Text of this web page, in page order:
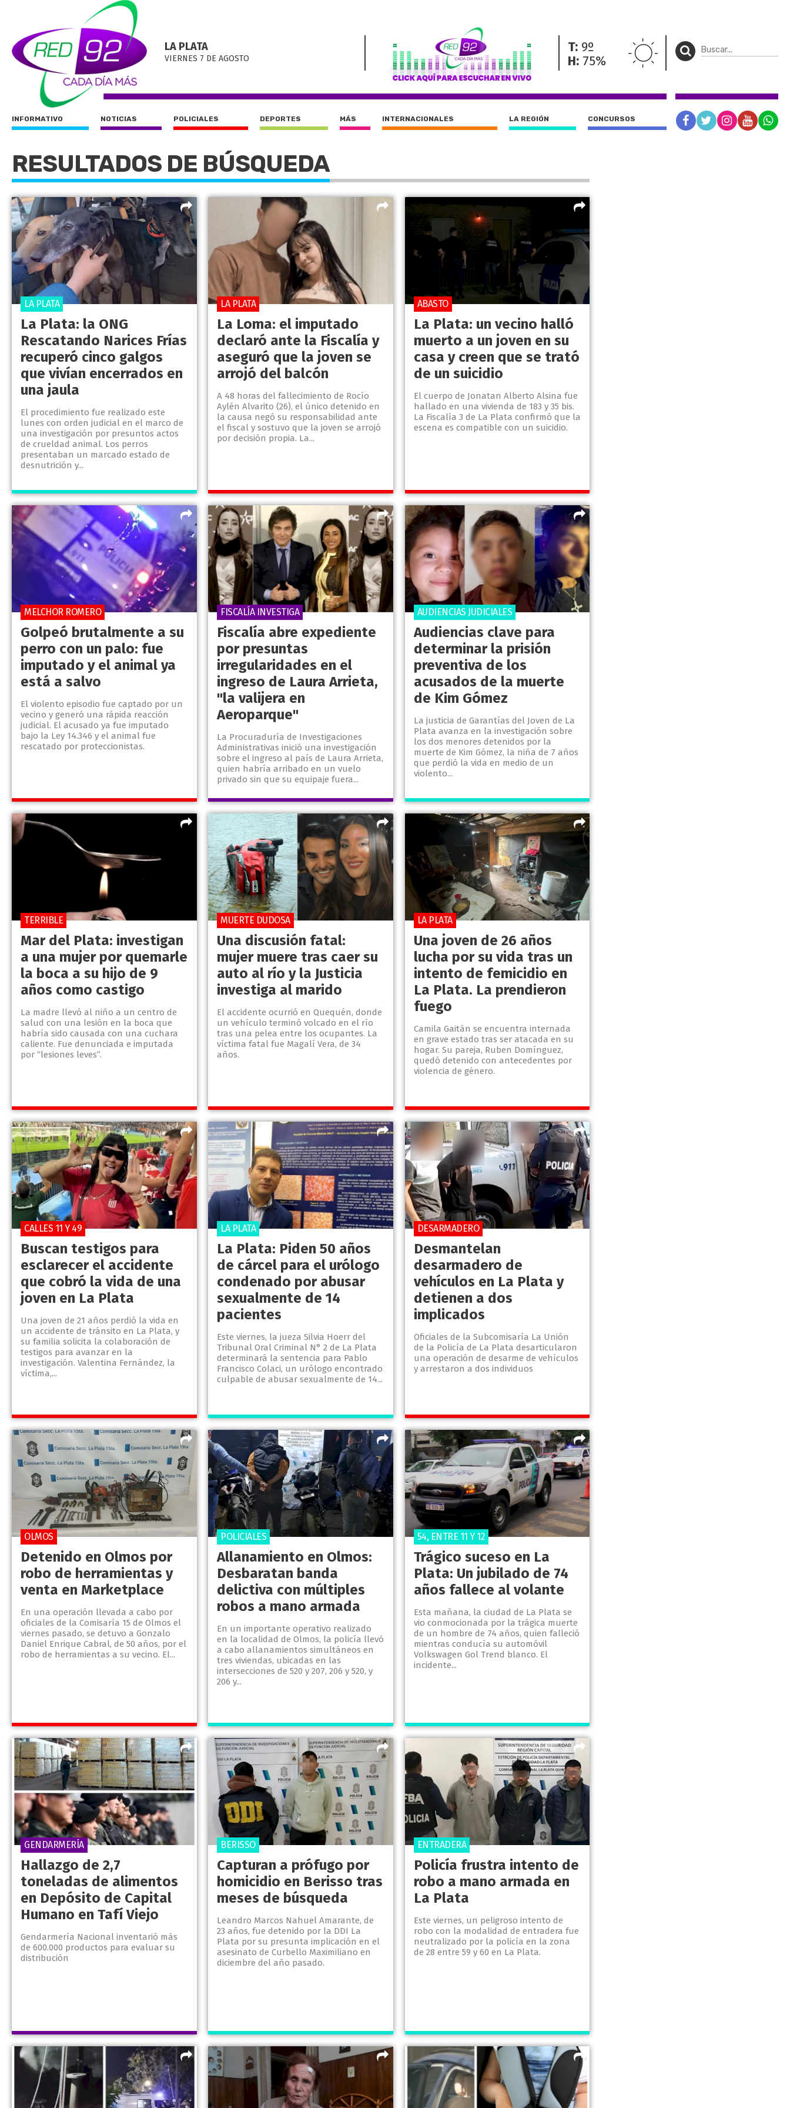
LA PLATA
VIERNES 7 DE AGOSTO
T: 9º
H: 75%
INFORMATIVO NOTICIAS POLICIALES DEPORTES MÁS INTERNACIONALES LA REGIÓN CONCURSOS
RESULTADOS DE BÚSQUEDA
La Plata: la ONG
Rescatando Narices Frías
recuperó cinco galgos
que vivían encerrados en
una jaula
El procedimiento fue realizado este
lunes con orden judicial en el marco de
una investigación por presuntos actos
de crueldad animal. Los perros
presentaban un marcado estado de
desnutrición y...
LA PLATA
La Loma: el imputado
declaró ante la Fiscalía y
aseguró que la joven se
arrojó del balcón
A 48 horas del fallecimiento de Rocío
Aylén Alvarito (26), el único detenido en
la causa negó su responsabilidad ante
el fiscal y sostuvo que la joven se arrojó
por decisión propia. La...
LA PLATA
La Plata: un vecino halló
muerto a un joven en su
casa y creen que se trató
de un suicidio
El cuerpo de Jonatan Alberto Alsina fue
hallado en una vivienda de 183 y 35 bis.
La Fiscalía 3 de La Plata confirmó que la
escena es compatible con un suicidio.
ABASTO
Golpeó brutalmente a su
perro con un palo: fue
imputado y el animal ya
está a salvo
El violento episodio fue captado por un
vecino y generó una rápida reacción
judicial. El acusado ya fue imputado
bajo la Ley 14.346 y el animal fue
rescatado por proteccionistas.
MELCHOR ROMERO
Fiscalía abre expediente
por presuntas
irregularidades en el
ingreso de Laura Arrieta,
"la valijera en
Aeroparque"
La Procuraduría de Investigaciones
Administrativas inició una investigación
sobre el ingreso al país de Laura Arrieta,
quien habría arribado en un vuelo
privado sin que su equipaje fuera...
FISCALÍA INVESTIGA
Audiencias clave para
determinar la prisión
preventiva de los
acusados de la muerte
de Kim Gómez
La justicia de Garantías del Joven de La
Plata avanza en la investigación sobre
los dos menores detenidos por la
muerte de Kim Gómez, la niña de 7 años
que perdió la vida en medio de un
violento...
AUDIENCIAS JUDICIALES
Mar del Plata: investigan
a una mujer por quemarle
la boca a su hijo de 9
años como castigo
La madre llevó al niño a un centro de
salud con una lesión en la boca que
habría sido causada con una cuchara
caliente. Fue denunciada e imputada
por “lesiones leves”.
TERRIBLE
Una discusión fatal:
mujer muere tras caer su
auto al río y la Justicia
investiga al marido
El accidente ocurrió en Quequén, donde
un vehículo terminó volcado en el río
tras una pelea entre los ocupantes. La
víctima fatal fue Magalí Vera, de 34
años.
MUERTE DUDOSA
Una joven de 26 años
lucha por su vida tras un
intento de femicidio en
La Plata. La prendieron
fuego
Camila Gaitán se encuentra internada
en grave estado tras ser atacada en su
hogar. Su pareja, Ruben Domínguez,
quedó detenido con antecedentes por
violencia de género.
LA PLATA
Buscan testigos para
esclarecer el accidente
que cobró la vida de una
joven en La Plata
Una joven de 21 años perdió la vida en
un accidente de tránsito en La Plata, y
su familia solicita la colaboración de
testigos para avanzar en la
investigación. Valentina Fernández, la
víctima,...
CALLES 11 Y 49
La Plata: Piden 50 años
de cárcel para el urólogo
condenado por abusar
sexualmente de 14
pacientes
Este viernes, la jueza Silvia Hoerr del
Tribunal Oral Criminal N° 2 de La Plata
determinará la sentencia para Pablo
Francisco Colaci, un urólogo encontrado
culpable de abusar sexualmente de 14...
LA PLATA
Desmantelan
desarmadero de
vehículos en La Plata y
detienen a dos
implicados
Oficiales de la Subcomisaría La Unión
de la Policía de La Plata desarticularon
una operación de desarme de vehículos
y arrestaron a dos individuos
DESARMADERO
Detenido en Olmos por
robo de herramientas y
venta en Marketplace
En una operación llevada a cabo por
oficiales de la Comisaría 15 de Olmos el
viernes pasado, se detuvo a Gonzalo
Daniel Enrique Cabral, de 50 años, por el
robo de herramientas a su vecino. El...
OLMOS
Allanamiento en Olmos:
Desbaratan banda
delictiva con múltiples
robos a mano armada
En un importante operativo realizado
en la localidad de Olmos, la policía llevó
a cabo allanamientos simultáneos en
tres viviendas, ubicadas en las
intersecciones de 520 y 207, 206 y 520, y
206 y...
POLICIALES
Trágico suceso en La
Plata: Un jubilado de 74
años fallece al volante
Esta mañana, la ciudad de La Plata se
vio conmocionada por la trágica muerte
de un hombre de 74 años, quien falleció
mientras conducía su automóvil
Volkswagen Gol Trend blanco. El
incidente...
54, ENTRE 11 Y 12
Hallazgo de 2,7
toneladas de alimentos
en Depósito de Capital
Humano en Tafí Viejo
Gendarmería Nacional inventarió más
de 600.000 productos para evaluar su
distribución
GENDARMERÍA
Capturan a prófugo por
homicidio en Berisso tras
meses de búsqueda
Leandro Marcos Nahuel Amarante, de
23 años, fue detenido por la DDI La
Plata por su presunta implicación en el
asesinato de Curbello Maximiliano en
diciembre del año pasado.
BERISSO
Policía frustra intento de
robo a mano armada en
La Plata
Este viernes, un peligroso intento de
robo con la modalidad de entradera fue
neutralizado por la policía en la zona
de 28 entre 59 y 60 en La Plata.
ENTRADERA